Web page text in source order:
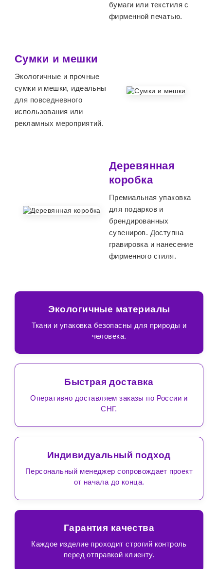
бумаги или текстиля с
фирменной печатью.
Сумки и мешки
Экологичные и прочные
сумки и мешки, идеальны
для повседневного
использования или
рекламных мероприятий.
Деревянная
коробка
Премиальная упаковка
для подарков и
брендированных
сувениров. Доступна
гравировка и нанесение
фирменного стиля.
Экологичные материалы
Ткани и упаковка безопасны для природы и
человека.
Быстрая доставка
Оперативно доставляем заказы по России и
СНГ.
Индивидуальный подход
Персональный менеджер сопровождает проект
от начала до конца.
Гарантия качества
Каждое изделие проходит строгий контроль
перед отправкой клиенту.